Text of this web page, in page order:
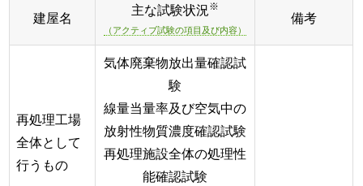
建屋名
主な試験状況※
（アクティブ試験の項目及び内容）
備考
再処理工場
全体として
行うもの
気体廃棄物放出量確認試
験
線量当量率及び空気中の
放射性物質濃度確認試験
再処理施設全体の処理性
能確認試験